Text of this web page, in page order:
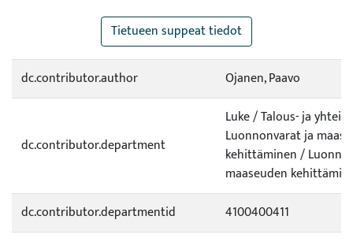
Tietueen suppeat tiedot
dc.contributor.author Ojanen, Paavo
dc.contributor.department
Luke / Talous- ja
Luonnonvarat ja
kehittäminen /
maaseuden
dc.contributor.departmentid
4100400411